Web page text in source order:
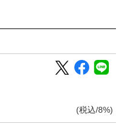
(税込/8%)